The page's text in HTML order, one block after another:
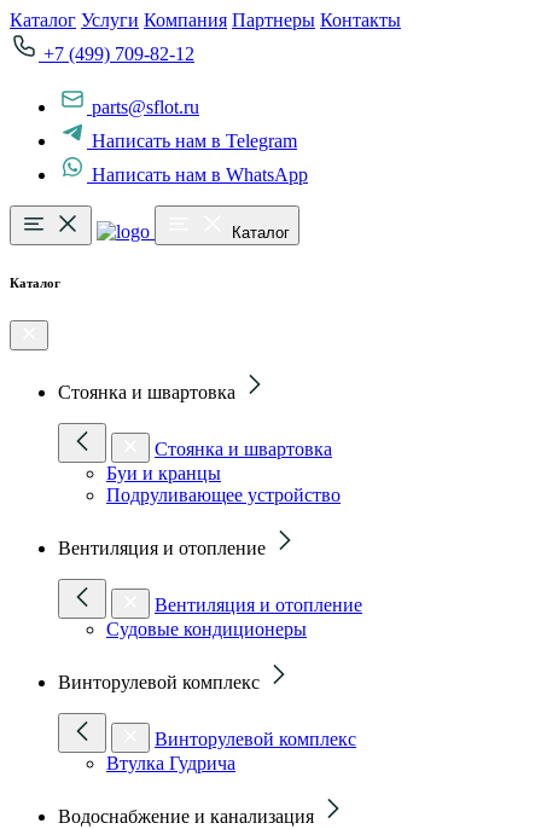
Каталог Услуги Компания Партнеры Контакты
+7 (499) 709-82-12
parts@sflot.ru
Написать нам в Telegram
Написать нам в WhatsApp
Каталог
Каталог
Стоянка и швартовка
Стоянка и швартовка
Буи и кранцы
Подруливающее устройство
Вентиляция и отопление
Вентиляция и отопление
Судовые кондиционеры
Винторулевой комплекс
Винторулевой комплекс
Втулка Гудрича
Водоснабжение и канализация